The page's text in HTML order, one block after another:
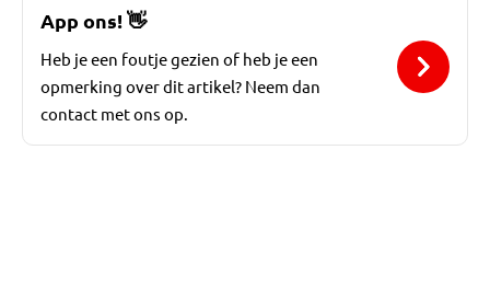
App ons! 👋
Heb je een foutje gezien of heb je een
opmerking over dit artikel? Neem dan
contact met ons op.